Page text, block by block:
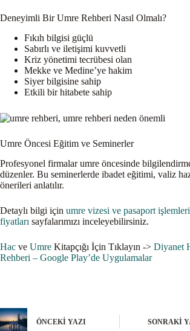
Deneyimli Bir Umre Rehberi Nasıl Olmalı?
Fıkıh bilgisi güçlü
Sabırlı ve iletişimi kuvvetli
Kriz yönetimi tecrübesi olan
Mekke ve Medine’ye hakim
Siyer bilgisine sahip
Etkili bir hitabete sahip
Umre Öncesi Eğitim ve Seminerler
Profesyonel firmalar umre öncesinde
düzenler. Bu seminerlerde ibadet eğitimi, valiz
önerileri anlatılır.
Detaylı bilgi için umre vizesi ve pasaport işlemleri
fiyatları sayfalarımızı inceleyebilirsiniz.
Hac ve Umre Kitapçığı İçin Tıklayın -> Diyanet
Rehberi – Google Play’de Uygulamalar
ÖNCEKI YAZI SONRAKI